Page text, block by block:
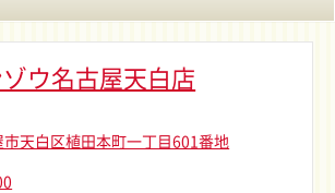
ウ名古屋天白店
天白区植田本町一丁目601番地